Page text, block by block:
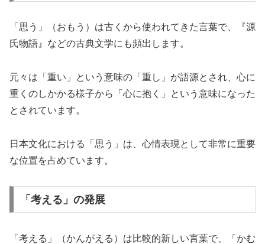
「思う」（おもう）は古くから使われてきた言葉で、『源
氏物語』などの古典文学にも頻出します。
元々は「重い」という意味の「重し」が語源とされ、心に
重くのしかかる様子から「心に抱く」という意味になった
とされています。
日本文化における「思う」は、心情表現として非常に重要
な位置を占めています。
「考える」の発展
「考える」（かんがえる）は比較的新しい言葉で、「かむ